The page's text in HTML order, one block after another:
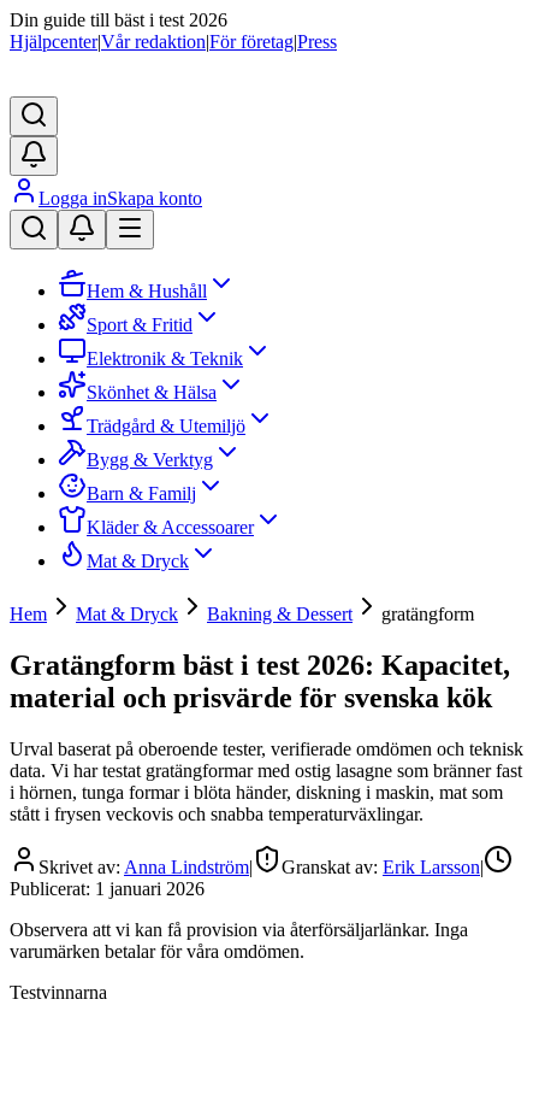
Din guide till bäst i test 2026
Hjälpcenter|Vår redaktion|För företag|Press
Logga inSkapa konto
Hem & Hushåll
Sport & Fritid
Elektronik & Teknik
Skönhet & Hälsa
Trädgård & Utemiljö
Bygg & Verktyg
Barn & Familj
Kläder & Accessoarer
Mat & Dryck
Hem Mat & Dryck Bakning & Dessert gratängform
Gratängform bäst i test 2026: Kapacitet,
material och prisvärde för svenska kök
Urval baserat på oberoende tester, verifierade omdömen och teknisk
data. Vi har testat gratängformar med ostig lasagne som bränner fast
i hörnen, tunga formar i blöta händer, diskning i maskin, mat som
stått i frysen veckovis och snabba temperaturväxlingar.
Skrivet av: Anna Lindström| Granskat av: Erik Larsson|
Publicerat: 1 januari 2026
Observera att vi kan få provision via återförsäljarlänkar. Inga
varumärken betalar för våra omdömen.
Testvinnarna